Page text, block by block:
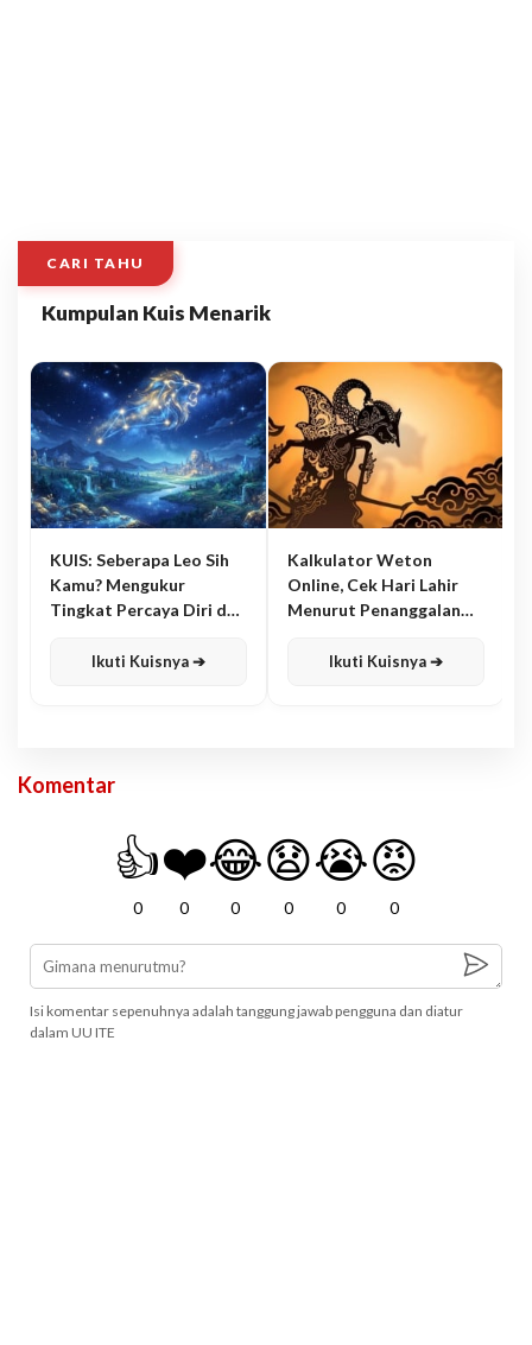
CARI TAHU
Kumpulan Kuis Menarik
KUIS: Seberapa Leo Sih
Kamu? Mengukur
Tingkat Percaya Diri dan
Ikuti Kuisnya ➔
Kalkulator Weton
Online, Cek Hari Lahir
Menurut Penanggalan
Ikuti Kuisnya ➔
Komentar
👍
0
❤️
0
😂
0
😧
0
😭
0
😡
0
Isi komentar sepenuhnya adalah tanggung jawab pengguna dan diatur
dalam UU ITE